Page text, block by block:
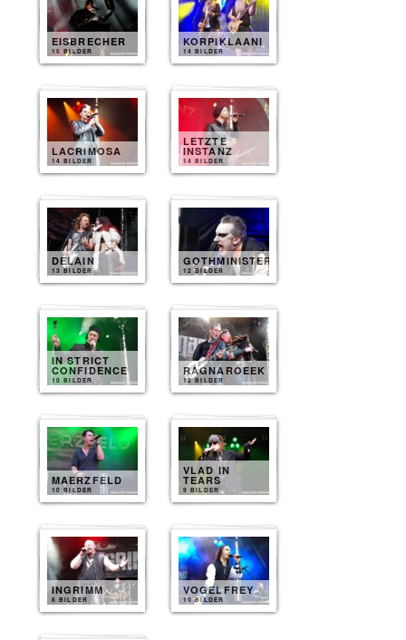
EISBRECHER
15 BILDER
KORPIKLAANI
14 BILDER
LACRIMOSA
14 BILDER
LETZTE
INSTANZ
14 BILDER
DELAIN
13 BILDER
GOTHMINISTER
12 BILDER
IN STRICT
CONFIDENCE
10 BILDER
RAGNAROEEK
12 BILDER
MAERZFELD
10 BILDER
VLAD IN
TEARS
9 BILDER
INGRIMM
8 BILDER
VOGELFREY
10 BILDER